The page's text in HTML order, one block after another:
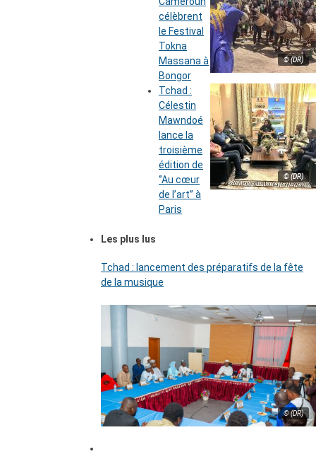
© (DR)
célèbrent
le Festival
Tokna
Massana à
Bongor
© (DR)
Tchad :
Célestin
Mawndoé
lance la
troisième
édition de
‘’Au cœur
de l’art’’ à
Paris
Les plus lus
Tchad : lancement des préparatifs de la fête
de la musique
© (DR)